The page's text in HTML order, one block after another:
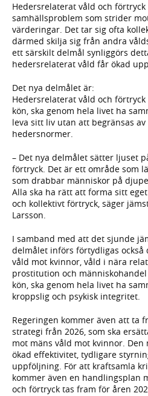
Hedersrelaterat våld och
samhällsproblem som strider
värderingar. Det tar sig ofta
därmed skilja sig från andra
ett särskilt delmål synliggörs
hedersrelaterat våld får ökad
Det nya delmålet är:
Hedersrelaterat våld och
kön, ska genom hela livet ha
leva sitt liv utan att begränsas
hedersnormer.
– Det nya delmålet sätter ljuset
förtryck. Det är ett område som
som drabbar människor på
Alla ska ha rätt att forma sitt
och kollektivt förtryck, säger
Larsson.
I samband med att det sjunde
delmålet införs förtydligas också
våld mot kvinnor, våld i nära
prostitution och
kön, ska genom hela livet ha
kroppslig och psykisk integritet.
Regeringen kommer även att ta
strategi från 2026, som ska
mot mäns våld mot kvinnor.
ökad effektivitet, tydligare
uppföljning. För att kraftsamla
kommer även en handlingsplan
och förtryck tas fram för åren